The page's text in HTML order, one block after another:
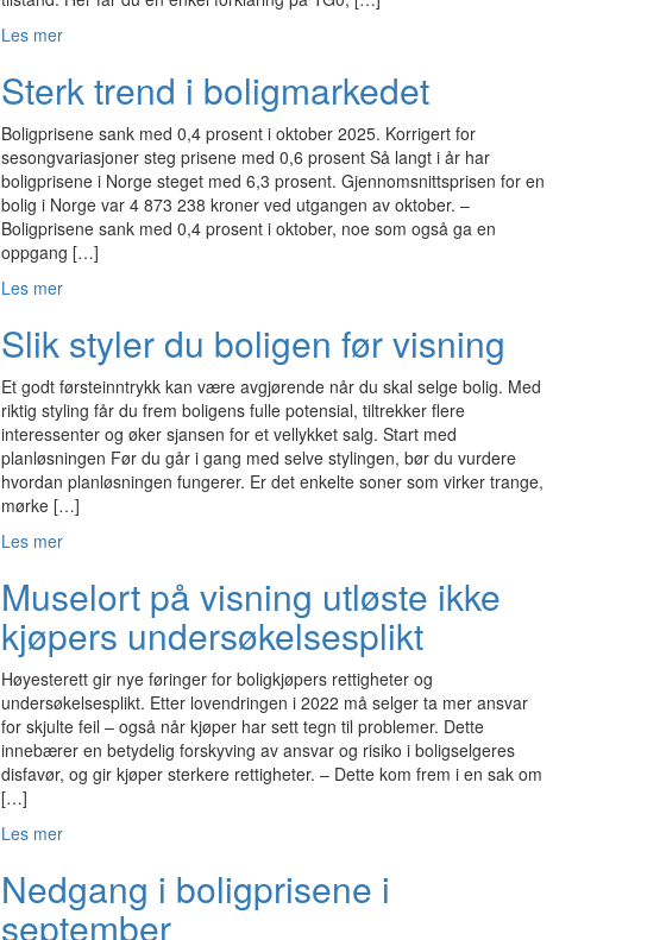
Les mer
Sterk trend i boligmarkedet
Boligprisene sank med 0,4 prosent i oktober 2025. Korrigert for
sesongvariasjoner steg prisene med 0,6 prosent Så langt i år har
boligprisene i Norge steget med 6,3 prosent. Gjennomsnittsprisen for en
bolig i Norge var 4 873 238 kroner ved utgangen av oktober. –
Boligprisene sank med 0,4 prosent i oktober, noe som også ga en
oppgang […]
Les mer
Slik styler du boligen før visning
Et godt førsteinntrykk kan være avgjørende når du skal selge bolig. Med
riktig styling får du frem boligens fulle potensial, tiltrekker flere
interessenter og øker sjansen for et vellykket salg. Start med
planløsningen Før du går i gang med selve stylingen, bør du vurdere
hvordan planløsningen fungerer. Er det enkelte soner som virker trange,
mørke […]
Les mer
Muselort på visning utløste ikke
kjøpers undersøkelsesplikt
Høyesterett gir nye føringer for boligkjøpers rettigheter og
undersøkelsesplikt. Etter lovendringen i 2022 må selger ta mer ansvar
for skjulte feil – også når kjøper har sett tegn til problemer. Dette
innebærer en betydelig forskyving av ansvar og risiko i boligselgeres
disfavør, og gir kjøper sterkere rettigheter. – Dette kom frem i en sak om
[…]
Les mer
Nedgang i boligprisene i
september